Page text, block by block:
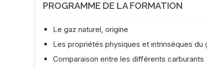
PROGRAMME DE LA FORMATION
Le gaz naturel, origine
Les propriétés physiques et intrinsèques du
Comparaison entre les différents carburants